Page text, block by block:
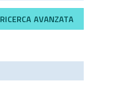
RICERCA AVANZATA